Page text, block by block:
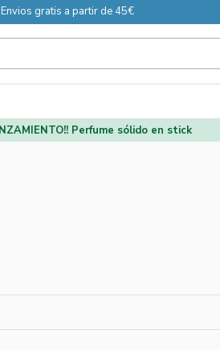
Envios gratis a partir de 45€
Perfume sólido en stick